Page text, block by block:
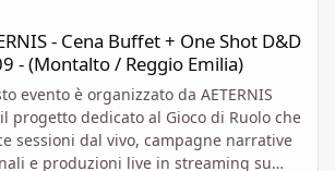
I biglietti attualmente disponibili
l'accesso per almeno due giorni
E' attiva la prevendita Spring
che mette a disposizione dal 6 Aprile al
un numero massimo biglietti 4000.
i prezzi per la prevendita sono i
+ One Shot D&D 04/09 - (Montalto /
- Cena Buffet + One Shot D&D
- (Montalto / Reggio Emilia)
evento è organizzato da AETERNIS
il progetto dedicato al Gioco di Ruolo che
sessioni dal vivo, campagne narrative
e produzioni live in streaming su